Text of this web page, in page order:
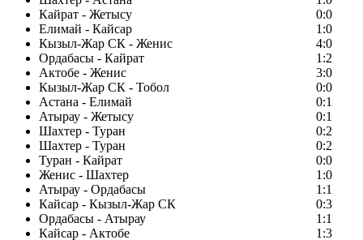
Кайрат - Жетысу
0:0
Елимай - Кайсар
1:0
Кызыл-Жар СК - Женис
4:0
Ордабасы - Кайрат
1:2
Актобе - Женис
3:0
Кызыл-Жар СК - Тобол
0:0
Астана - Елимай
0:1
Атырау - Жетысу
0:1
Шахтер - Туран
0:2
Шахтер - Туран
0:2
Туран - Кайрат
0:0
Женис - Шахтер
1:0
Атырау - Ордабасы
1:1
Кайсар - Кызыл-Жар СК
0:3
Ордабасы - Атырау
1:1
Кайсар - Актобе
1:3